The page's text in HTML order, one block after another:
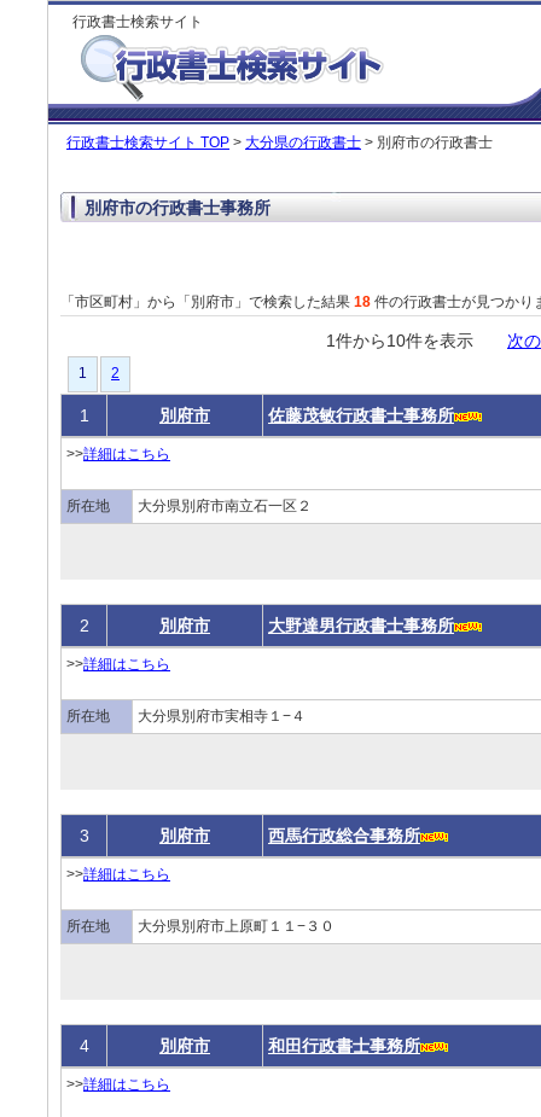
行政書士検索サイト
行政書士検索サイト TOP > 大分県の行政書士 > 別府市の行政書士
別府市の行政書士事務所
「市区町村」から「別府市」で検索した結果 18 件の行政書士が見つかり
1件から10件を表示 次
1 2
1 別府市 佐藤茂敏行政書士事務所
>>詳細はこちら
所在地 大分県別府市南立石一区２
2 別府市 大野達男行政書士事務所
>>詳細はこちら
所在地 大分県別府市実相寺１−４
3 別府市 西馬行政総合事務所
>>詳細はこちら
所在地 大分県別府市上原町１１−３０
4 別府市 和田行政書士事務所
>>詳細はこちら